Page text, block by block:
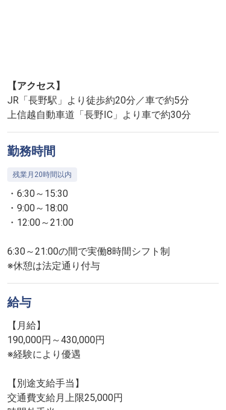
【アクセス】
JR「長野駅」より徒歩約20分／車で約5分
上信越自動車道「長野IC」より車で約30分
勤務時間
残業月20時間以内
・6:30～15:30
・9:00～18:00
・12:00～21:00
6:30～21:00の間で実働8時間シフト制
※休憩は法定通り付与
給与
【月給】
190,000円～430,000円
※経験により優遇
【別途支給手当】
交通費支給月上限25,000円